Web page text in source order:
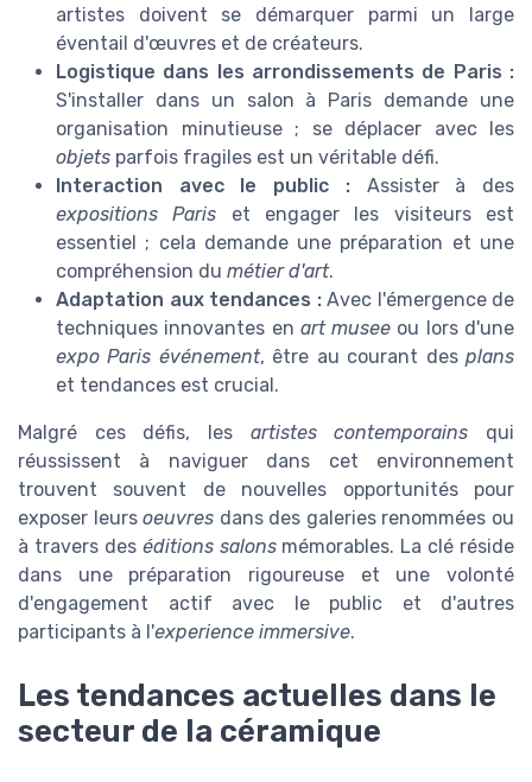
artistes doivent se démarquer parmi un large
éventail d'œuvres et de créateurs.
Logistique dans les arrondissements de Paris :
S'installer dans un salon à Paris demande une
organisation minutieuse ; se déplacer avec les
objets parfois fragiles est un véritable défi.
Interaction avec le public :Assister à des
expositions Paris et engager les visiteurs est
essentiel ; cela demande une préparation et une
compréhension du métier d'art.
Adaptation aux tendances :Avec l'émergence de
techniques innovantes en art musee ou lors d'une
expo Paris événement, être au courant desplans
et tendances est crucial.
Malgré ces défis, les artistes contemporains qui
réussissent à naviguer dans cet environnement
trouvent souvent de nouvelles opportunités pour
exposer leursoeuvres dans des galeries renommées ou
à travers des éditions salonsmémorables. La clé réside
dans une préparation rigoureuse et une volonté
d'engagement actif avec le public et d'autres
participants à l'experience immersive.
Les tendances actuelles dans le
secteur de la céramique